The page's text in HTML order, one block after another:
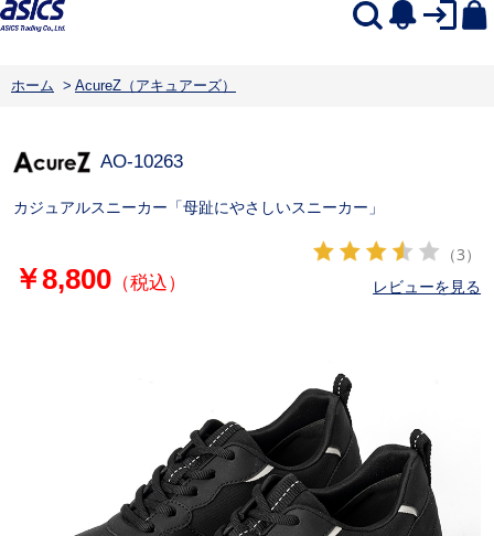
ホーム > AcureZ（アキュアーズ）
AO-10263
カジュアルスニーカー「母趾にやさしいスニーカー」
￥8,800（税込）
（3）
レビューを見る